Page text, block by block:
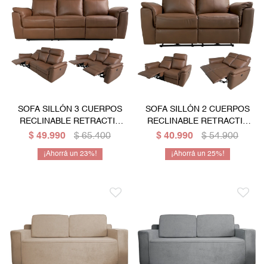
SOFA SILLÓN 3 CUERPOS
RECLINABLE RETRACTIL
CON SISTEMA ELECTRICO
$ 49.990 $ 65.400
23
SOFA SILLÓN 2 CUERPOS
RECLINABLE RETRACTIL
CON SISTEMA ELECTRICO
$ 40.990 $ 54.900
25